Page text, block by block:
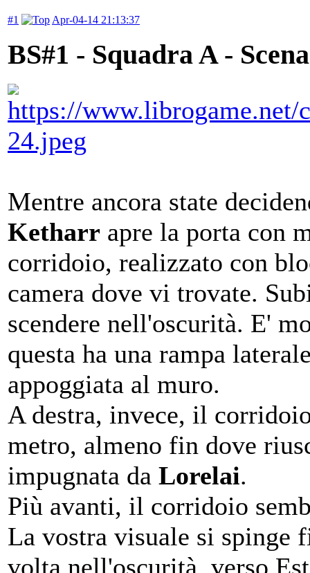
#1 Apr-04-14 21:13:37
BS#1 - Squadra A -
Mentre ancora state
Ketharr apre la porta con
corridoio, realizzato con
camera dove vi trovate.
scendere nell'oscurità. E'
questa ha una rampa
appoggiata al muro.
A destra, invece, il
metro, almeno fin dove
impugnata da Lorelai.
Più avanti, il corridoio
La vostra visuale si spinge
volta nell'oscurità, verso